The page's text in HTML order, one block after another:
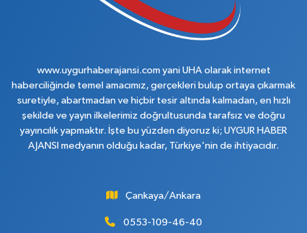
www.uygurhaberajansi.com yani UHA olarak internet
haberciliğinde temel amacımız, gerçekleri bulup ortaya çıkarmak
suretiyle, abartmadan ve hiçbir tesir altında kalmadan, en hızlı
şekilde ve yayın ilkelerimiz doğrultusunda tarafsız ve doğru
yayıncılık yapmaktır. İşte bu yüzden diyoruz ki; UYGUR HABER
AJANSI medyanın olduğu kadar, Türkiye'nin de ihtiyacıdır.
Çankaya/Ankara
0553-109-46-40